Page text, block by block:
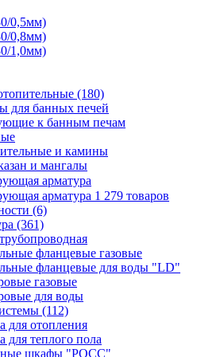
0,5мм)
0,8мм)
1,0мм)
(180)
для банных печей
к банным печам
и камины
и мангалы
арматура
арматура 1 279 товаров
(6)
(361)
фланцевые газовые
фланцевые для воды "LD"
газовые
для воды
(112)
для отопления
для теплого пола
шкафы "РОСС"